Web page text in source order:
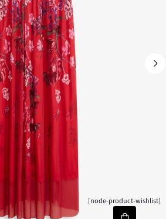
[node-product-wishlist]